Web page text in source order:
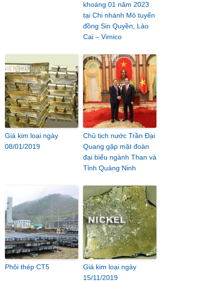
khoáng 01 năm 2023
tại Chi nhánh Mỏ tuyển
đồng Sin Quyền, Lào
Cai – Vimico
Giá kim loại ngày
08/01/2019
Chủ tịch nước Trần Đại
Quang gặp mặt đoàn
đại biểu ngành Than và
Tỉnh Quảng Ninh
Phôi thép CT5
Giá kim loại ngày
15/11/2019